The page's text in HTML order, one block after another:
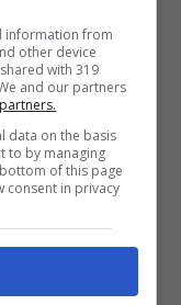
questo anno.
information from
other device
with 319
and our partners
data on the basis
to by managing
of this page
consent in privacy